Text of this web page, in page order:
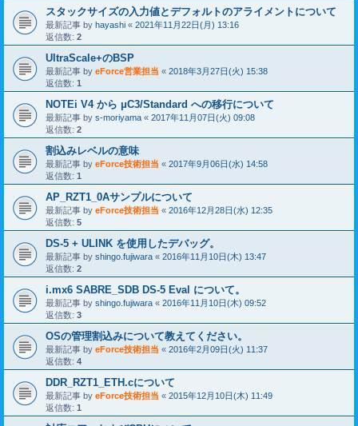
スタックサイズの入力値とデフォルトのアライメントについて
最新記事 by hayashi « 2021年11月22日(月) 13:16
返信数: 2
UltraScale+のBSP
最新記事 by eForce営業担当 « 2018年3月27日(火) 15:38
返信数: 1
NOTEi V4 から μC3/Standard への移行について
最新記事 by s-moriyama « 2017年11月07日(火) 09:08
返信数: 2
割込みレベルの意味
最新記事 by eForce技術担当 « 2017年9月06日(水) 14:58
返信数: 1
AP_RZT1_0Aサンプルについて
最新記事 by eForce技術担当 « 2016年12月28日(水) 12:35
返信数: 5
DS-5 + ULINK を使用したデバッグ。
最新記事 by shingo.fujiwara « 2016年11月10日(木) 13:47
返信数: 2
i.mx6 SABRE_SDB DS-5 Eval について。
最新記事 by shingo.fujiwara « 2016年11月10日(木) 09:52
返信数: 3
OSの管理割込みについて教えてください。
最新記事 by eForce技術担当 « 2016年2月09日(火) 11:37
返信数: 4
DDR_RZT1_ETH.cについて
最新記事 by eForce技術担当 « 2015年12月10日(木) 11:49
返信数: 1